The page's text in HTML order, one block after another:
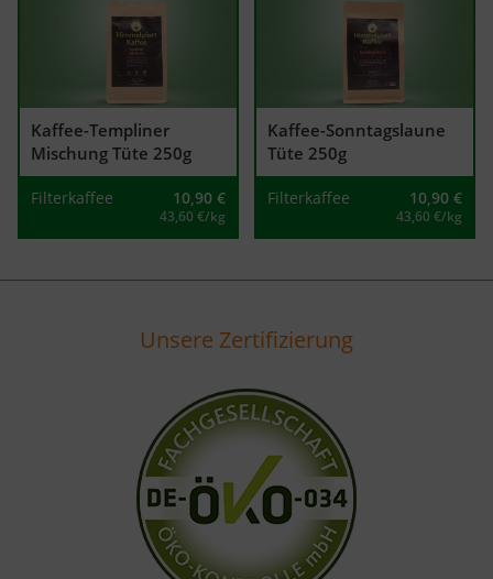
Kaffee-Templiner
Mischung Tüte 250g
Filterkaffee 10,90 €
43,60 €/kg
Kaffee-Sonntagslaune
Tüte 250g
Filterkaffee 10,90 €
43,60 €/kg
Unsere Zertifizierung